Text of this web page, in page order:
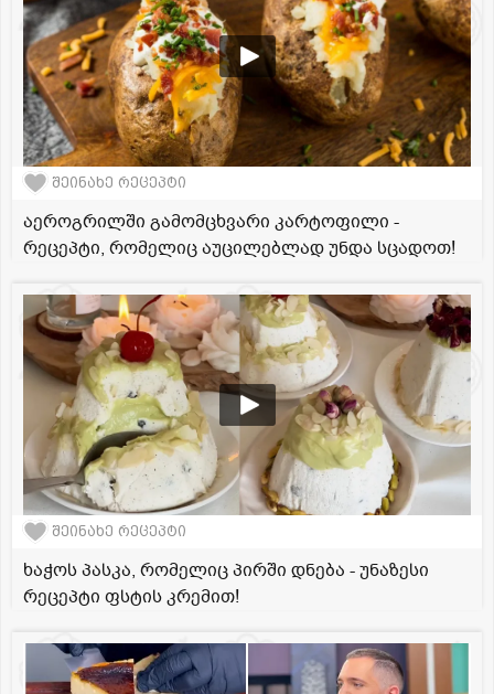
შეინახე რეცეპტი
აეროგრილში გამომცხვარი კარტოფილი -
რეცეპტი, რომელიც აუცილებლად უნდა სცადოთ!
შეინახე რეცეპტი
ხაჭოს პასკა, რომელიც პირში დნება - უნაზესი
რეცეპტი ფსტის კრემით!